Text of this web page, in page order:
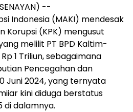
--
Indonesia (MAKI) mendesak
Korupsi (KPK) mengusut
melilit PT BPD Kaltim-
1 Triliun, sebagaimana
Pencegahan dan
Juni 2024, yang ternyata
kini diduga berstatus
dalamnya.